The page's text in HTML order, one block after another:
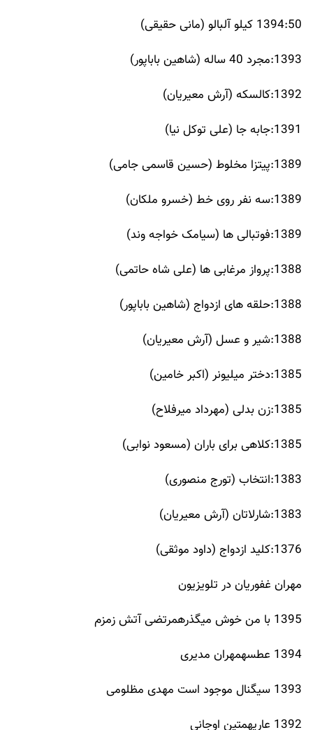
1394:50 کیلو آلبالو (مانی حقیقی)
1393:مجرد 40 ساله (شاهین باباپور)
1392:کالسکه (آرش معیریان)
1391:جابه جا (علی توکل نیا)
1389:پیتزا مخلوط (حسین قاسمی جامی)
1389:سه نفر روی خط (خسرو ملکان)
1389:فوتبالی ها (سیامک خواجه وند)
1388:پرواز مرغابی ها (علی شاه حاتمی)
1388:حلقه های ازدواج (شاهین باباپور)
1388:شیر و عسل (آرش معیریان)
1385:دختر میلیونر (اکبر خامین)
1385:زن بدلی (مهرداد میرفلاح)
1385:کلاهی برای باران (مسعود نوابی)
1383:انتخاب (تورج منصوری)
1383:شارلاتان (آرش معیریان)
1376:کلید ازدواج (داود موثقی)
مهران غفوریان در تلویزیون
1395 با من خوش میگذرهمرتضی آتش زمزم
1394 عطسهمهران مدیری
1393 سیگنال موجود است مهدی مظلومی
1392 عاریهمتین اوجانی